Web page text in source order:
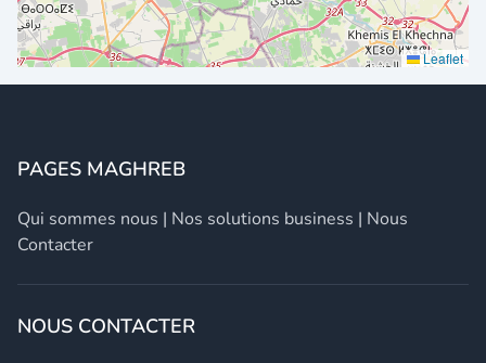
Leaflet
PAGES MAGHREB
Qui sommes nous | Nos solutions business | Nous
Contacter
NOUS CONTACTER